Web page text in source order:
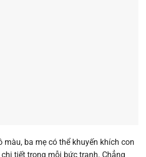
màu, ba mẹ có thể khuyến khích con
tiết trong mỗi bức tranh. Chẳng